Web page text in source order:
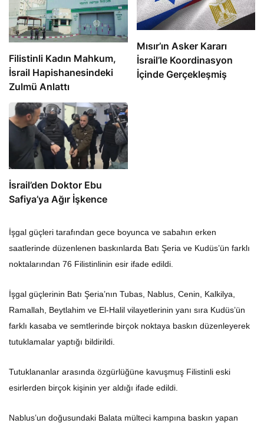
Filistinli Kadın Mahkum,
İsrail Hapishanesindeki
Zulmü Anlattı
Mısır’ın Asker Kararı
İsrail’le Koordinasyon
İçinde Gerçekleşmiş
İsrail’den Doktor Ebu
Safiya’ya Ağır İşkence
İşgal güçleri tarafından gece boyunca ve sabahın erken
saatlerinde düzenlenen baskınlarda Batı Şeria ve Kudüs’ün farklı
noktalarından 76 Filistinlinin esir ifade edildi.
İşgal güçlerinin Batı Şeria’nın Tubas, Nablus, Cenin, Kalkilya,
Ramallah, Beytlahim ve El-Halil vilayetlerinin yanı sıra Kudüs’ün
farklı kasaba ve semtlerinde birçok noktaya baskın düzenleyerek
tutuklamalar yaptığı bildirildi.
Tutuklananlar arasında özgürlüğüne kavuşmuş Filistinli eski
esirlerden birçok kişinin yer aldığı ifade edildi.
Nablus’un doğusundaki Balata mülteci kampına baskın yapan